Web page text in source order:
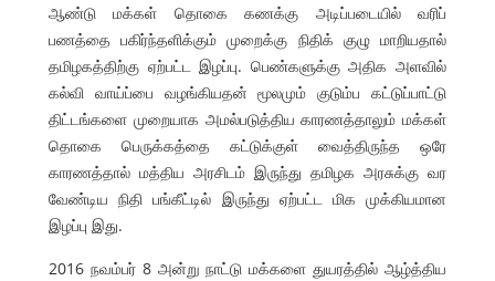
ஆண்டு மக்கள் தொகை கணக்கு அடிப்படையில் வரிப்
பணத்தை பகிர்ந்தளிக்கும் முறைக்கு நிதிக் குழு மாறியதால்
தமிழகத்திற்கு ஏற்பட்ட இழப்பு. பெண்களுக்கு அதிக அளவில்
கல்வி வாய்ப்பை வழங்கியதன் மூலமும் குடும்ப கட்டுப்பாட்டு
திட்டங்களை முறையாக அமல்படுத்திய காரணத்தாலும் மக்கள்
தொகை பெருக்கத்தை கட்டுக்குள் வைத்திருந்த ஒரே
காரணத்தால் மத்திய அரசிடம் இருந்து தமிழக அரசுக்கு வர
வேண்டிய நிதி பங்கீட்டில் இருந்து ஏற்பட்ட மிக முக்கியமான
இழப்பு இது.
2016 நவம்பர் 8 அன்று நாட்டு மக்களை துயரத்தில் ஆழ்த்திய